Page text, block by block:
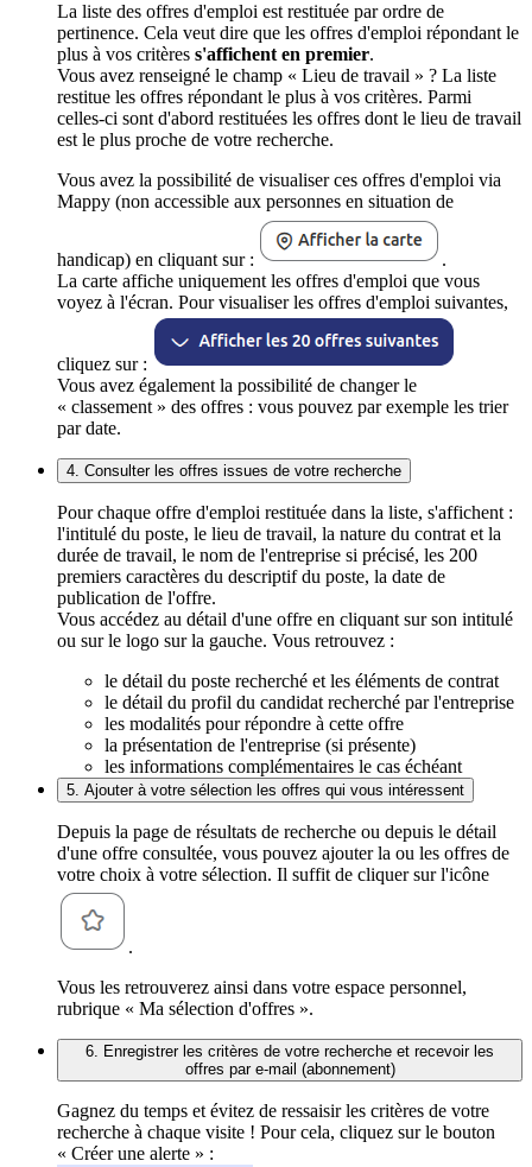
La liste des offres d'emploi est restituée par ordre de
pertinence. Cela veut dire que les offres d'emploi répondant le
plus à vos critères s'affichent en premier.
Vous avez renseigné le champ « Lieu de travail » ? La liste
restitue les offres répondant le plus à vos critères. Parmi
celles-ci sont d'abord restituées les offres dont le lieu de travail
est le plus proche de votre recherche.
Vous avez la possibilité de visualiser ces offres d'emploi via
Mappy (non accessible aux personnes en situation de
handicap) en cliquant sur :
.
La carte affiche uniquement les offres d'emploi que vous
voyez à l'écran. Pour visualiser les offres d'emploi suivantes,
cliquez sur :
Vous avez également la possibilité de changer le
« classement » des offres : vous pouvez par exemple les trier
par date.
4. Consulter les offres issues de votre recherche
Pour chaque offre d'emploi restituée dans la liste, s'affichent :
l'intitulé du poste, le lieu de travail, la nature du contrat et la
durée de travail, le nom de l'entreprise si précisé, les 200
premiers caractères du descriptif du poste, la date de
publication de l'offre.
Vous accédez au détail d'une offre en cliquant sur son intitulé
ou sur le logo sur la gauche. Vous retrouvez :
le détail du poste recherché et les éléments de contrat
le détail du profil du candidat recherché par l'entreprise
les modalités pour répondre à cette offre
la présentation de l'entreprise (si présente)
les informations complémentaires le cas échéant
5. Ajouter à votre sélection les offres qui vous intéressent
Depuis la page de résultats de recherche ou depuis le détail
d'une offre consultée, vous pouvez ajouter la ou les offres de
votre choix à votre sélection. Il suffit de cliquer sur l'icône
.
Vous les retrouverez ainsi dans votre espace personnel,
rubrique « Ma sélection d'offres ».
6. Enregistrer les critères de votre recherche et recevoir les
offres par e-mail (abonnement)
Gagnez du temps et évitez de ressaisir les critères de votre
recherche à chaque visite ! Pour cela, cliquez sur le bouton
« Créer une alerte » :